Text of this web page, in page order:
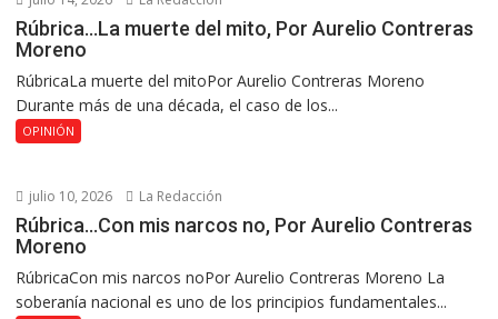
Rúbrica…La muerte del mito, Por Aurelio Contreras
Moreno
RúbricaLa muerte del mitoPor Aurelio Contreras Moreno
Durante más de una década, el caso de los...
OPINIÓN
julio 10, 2026 La Redacción
Rúbrica…Con mis narcos no, Por Aurelio Contreras
Moreno
RúbricaCon mis narcos noPor Aurelio Contreras Moreno La
soberanía nacional es uno de los principios fundamentales...